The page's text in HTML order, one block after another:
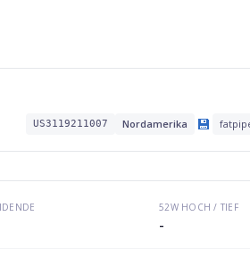
US3119211007 Nordamerika 💾
52W HOCH / TIEF
-